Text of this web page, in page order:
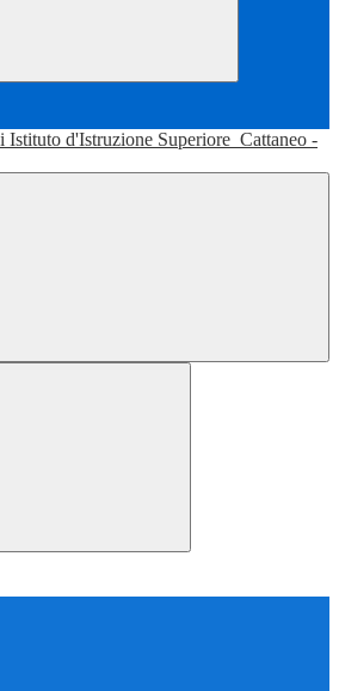
Istituto d'Istruzione Superiore Cattaneo -